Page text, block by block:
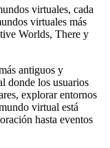
virtuales, cada
virtuales más
Worlds, There y
antiguos y
donde los usuarios
explorar entornos
virtual está
hasta eventos